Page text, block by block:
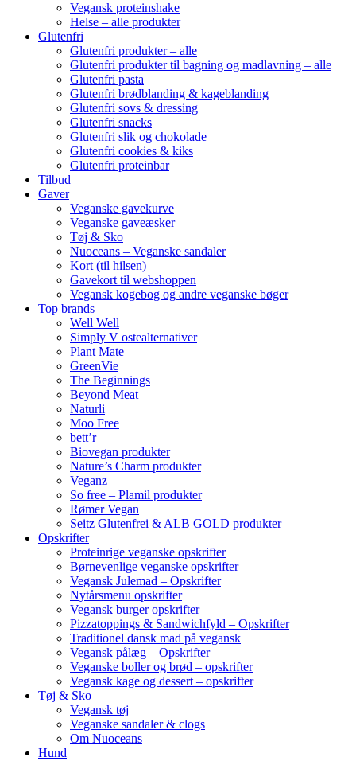
Vegansk proteinshake
Helse – alle produkter
Glutenfri
Glutenfri produkter – alle
Glutenfri produkter til bagning og madlavning – alle
Glutenfri pasta
Glutenfri brødblanding & kageblanding
Glutenfri sovs & dressing
Glutenfri snacks
Glutenfri slik og chokolade
Glutenfri cookies & kiks
Glutenfri proteinbar
Tilbud
Gaver
Veganske gavekurve
Veganske gaveæsker
Tøj & Sko
Nuoceans – Veganske sandaler
Kort (til hilsen)
Gavekort til webshoppen
Vegansk kogebog og andre veganske bøger
Top brands
Well Well
Simply V ostealternativer
Plant Mate
GreenVie
The Beginnings
Beyond Meat
Naturli
Moo Free
bett’r
Biovegan produkter
Nature’s Charm produkter
Veganz
So free – Plamil produkter
Rømer Vegan
Seitz Glutenfrei & ALB GOLD produkter
Opskrifter
Proteinrige veganske opskrifter
Børnevenlige veganske opskrifter
Vegansk Julemad – Opskrifter
Nytårsmenu opskrifter
Vegansk burger opskrifter
Pizzatoppings & Sandwichfyld – Opskrifter
Traditionel dansk mad på vegansk
Vegansk pålæg – Opskrifter
Veganske boller og brød – opskrifter
Vegansk kage og dessert – opskrifter
Tøj & Sko
Vegansk tøj
Veganske sandaler & clogs
Om Nuoceans
Hund